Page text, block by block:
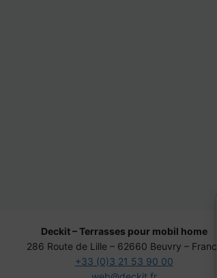
Deckit – Terrasses pour mobil home
286 Route de Lille – 62660 Beuvry – France
+33 (0)3 21 53 90 00